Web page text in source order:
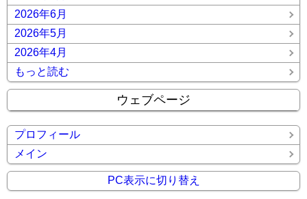
2026年6月
2026年5月
2026年4月
もっと読む
ウェブページ
プロフィール
メイン
PC表示に切り替え